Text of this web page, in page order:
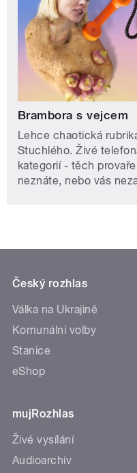
Brambora s vejcem
Lehce chaotická
Stuchlého. Živé
kategorií - těch
neznáte, nebo vás
Český rozhlas
Válka na Ukrajině
Komunální volby
Stanice
eShop
mujRozhlas
Živé vysílání
Audioarchiv